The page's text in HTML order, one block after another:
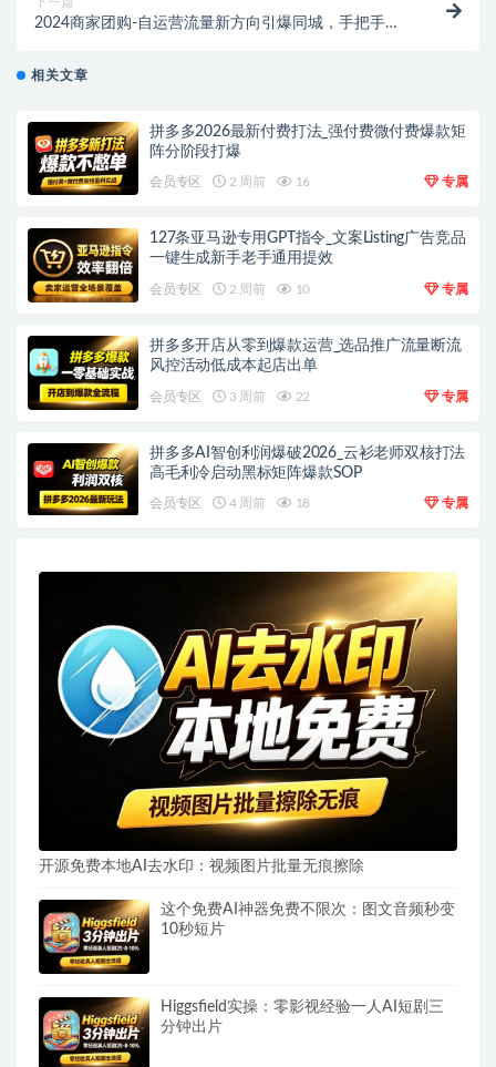
2024商家团购-自运营流量新方向引爆同城，手把手教
相关文章
拼多多2026最新付费打法_强付费微付费爆款矩
阵分阶段打爆
会员专区 2 周前 16 专属
127条亚马逊专用GPT指令_文案Listing广告竞品
一键生成新手老手通用提效
会员专区 2 周前 10 专属
拼多多开店从零到爆款运营_选品推广流量断流
风控活动低成本起店出单
会员专区 3 周前 22 专属
拼多多AI智创利润爆破2026_云衫老师双核打法
高毛利冷启动黑标矩阵爆款SOP
会员专区 4 周前 18 专属
开源免费本地AI去水印：视频图片批量无痕擦除
这个免费AI神器免费不限次：图文音频秒变
10秒短片
Higgsfield实操：零影视经验一人AI短剧三
分钟出片